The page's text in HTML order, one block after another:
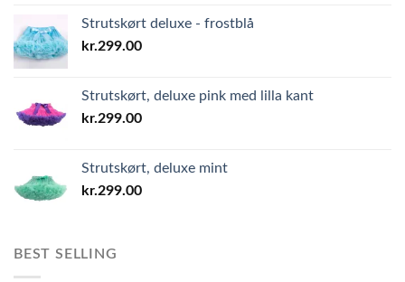
Strutskørt deluxe - frostblå
kr.299.00
Strutskørt, deluxe pink med lilla kant
kr.299.00
Strutskørt, deluxe mint
kr.299.00
BEST SELLING